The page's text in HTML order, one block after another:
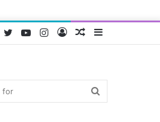
Random
Log
Instagram
YouTube
Twitter
Facebook